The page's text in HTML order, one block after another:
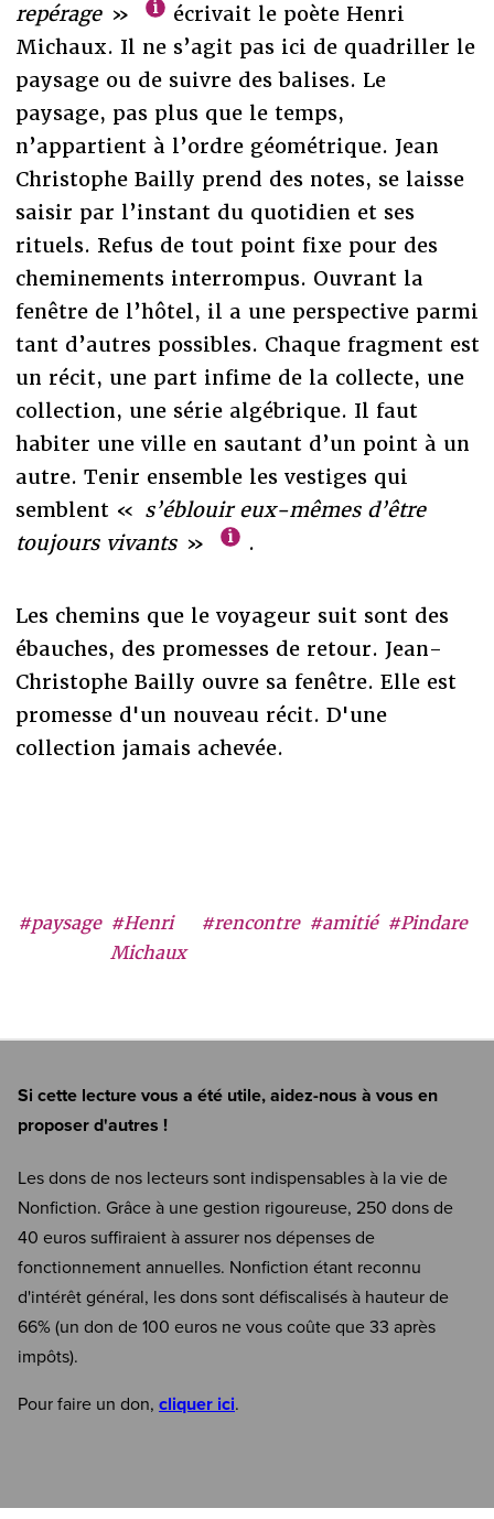
#paysage #Henri
Michaux
#rencontre #amitié #Pindare
repérage »
écrivait le poète Henri
Michaux. Il ne s’agit pas ici de quadriller le
paysage ou de suivre des balises. Le
paysage, pas plus que le temps,
n’appartient à l’ordre géométrique. Jean
Christophe Bailly prend des notes, se laisse
saisir par l’instant du quotidien et ses
rituels. Refus de tout point fixe pour des
cheminements interrompus. Ouvrant la
fenêtre de l’hôtel, il a une perspective parmi
tant d’autres possibles. Chaque fragment est
un récit, une part infime de la collecte, une
collection, une série algébrique. Il faut
habiter une ville en sautant d’un point à un
autre. Tenir ensemble les vestiges qui
semblent « s’éblouir eux-mêmes d’être
toujours vivants » .
Les chemins que le voyageur suit sont des
ébauches, des promesses de retour. Jean-
Christophe Bailly ouvre sa fenêtre. Elle est
promesse d'un nouveau récit. D'une
collection jamais achevée.
Si cette lecture vous a été utile, aidez-nous à vous en
proposer d'autres !
Les dons de nos lecteurs sont indispensables à la vie de
Nonfiction. Grâce à une gestion rigoureuse, 250 dons de
40 euros suffiraient à assurer nos dépenses de
fonctionnement annuelles. Nonfiction étant reconnu
d'intérêt général, les dons sont défiscalisés à hauteur de
66% (un don de 100 euros ne vous coûte que 33 après
impôts).
Pour faire un don, cliquer ici.